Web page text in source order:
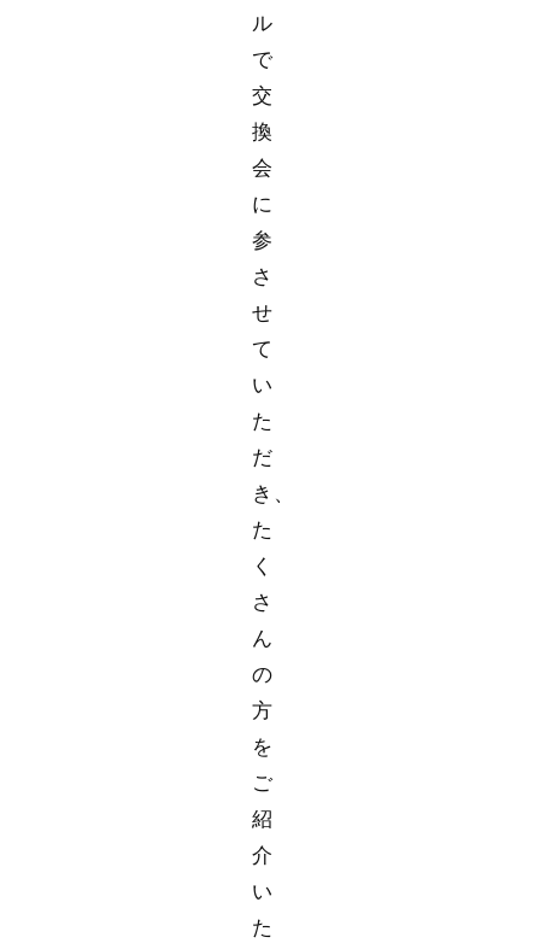
ル
で
交
換
会
に
参
さ
せ
て
い
た
だ
き、
た
く
さ
ん
の
方
を
ご
紹
介
い
た